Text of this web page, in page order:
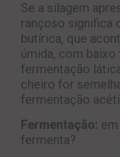
Se a silagem
rançoso significa
butírica, que
úmida, com
fermentação
cheiro for
fermentação
Fermentação:
fermenta?